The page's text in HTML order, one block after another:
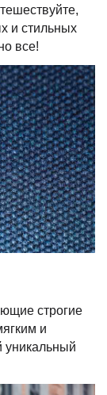
и стильных
все!
строгие
и